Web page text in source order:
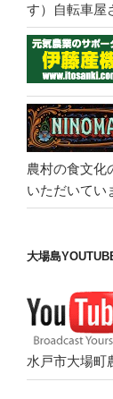
す）自転車屋
農村の食文化
いただいてい
大場島
水戸市大場町